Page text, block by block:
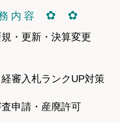
内 容 ✿ ✿
・更新・決算変更
審入札ランクUP対策
申請・産廃許可